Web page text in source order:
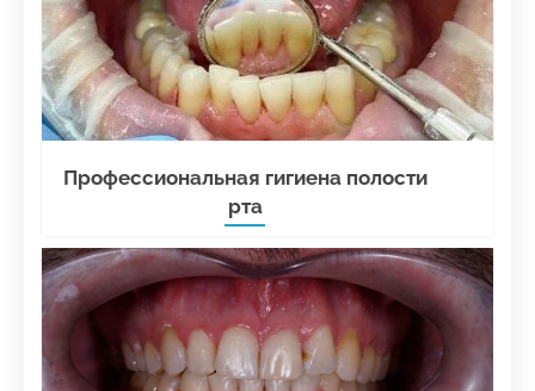
Профессиональная гигиена полости
рта